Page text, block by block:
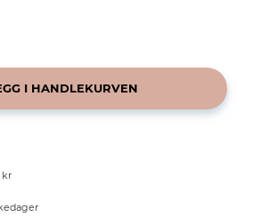
I HANDLEKURVEN
kr